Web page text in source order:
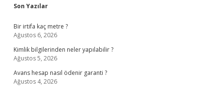
Sidebar
Son Yazılar
Bir irtifa kaç metre ?
Ağustos 6, 2026
Kimlik bilgilerinden neler yapılabilir ?
Ağustos 5, 2026
Avans hesap nasıl ödenir garanti ?
Ağustos 4, 2026